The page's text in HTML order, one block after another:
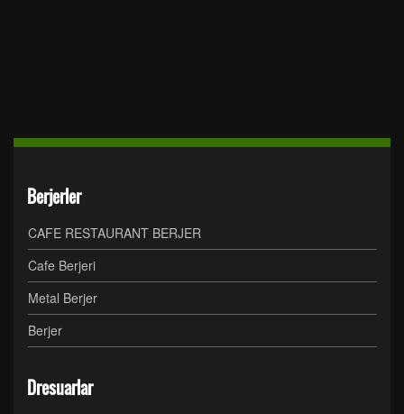
Berjerler
CAFE RESTAURANT BERJER
Cafe Berjeri
Metal Berjer
Berjer
Dresuarlar